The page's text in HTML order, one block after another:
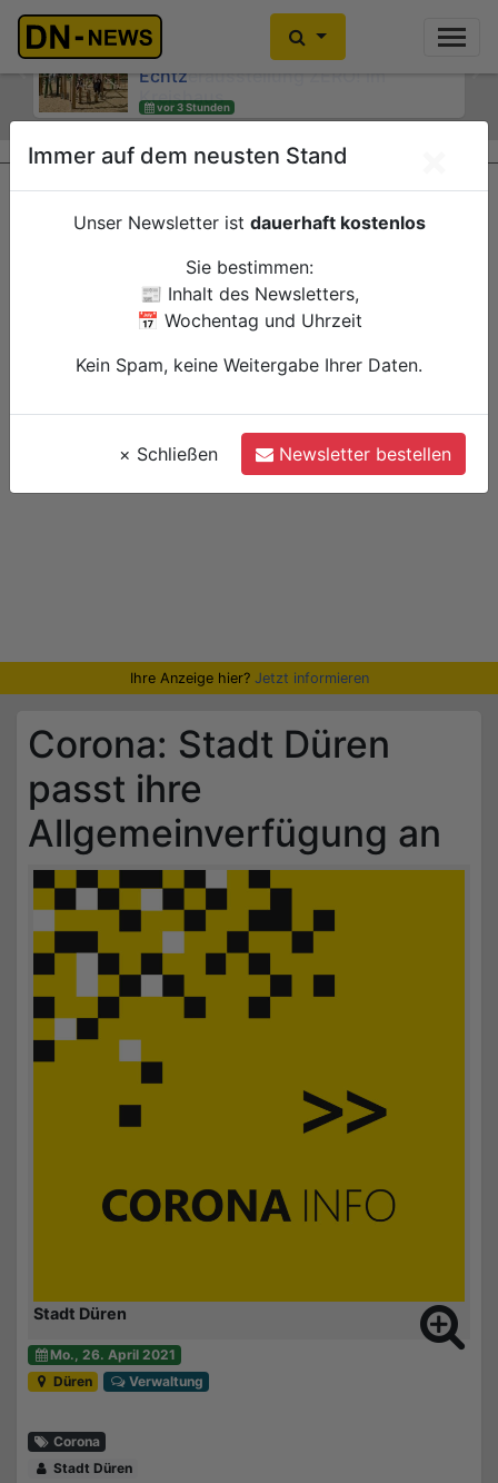
Kein Alkoholkonsum in der
Schwangerschaft: Interaktive
Wanderausstellung ZERO! im
Kreishaus
Düren
Verwaltung
Previous
Ihre Anzeige hier? Jetzt informieren
Corona: Stadt Düren
passt ihre
Allgemeinverfügung an
Stadt Düren
Mo., 26. April 2021
Düren
Verwaltung
Corona
Stadt Düren
Immer auf dem neusten Stand
Unser Newsletter ist dauerhaft kostenlos
Sie bestimmen:
📰 Inhalt des Newsletters,
📅 Wochentag und Uhrzeit
Kein Spam, keine Weitergabe Ihrer Daten.
× Schließen Newsletter bestellen